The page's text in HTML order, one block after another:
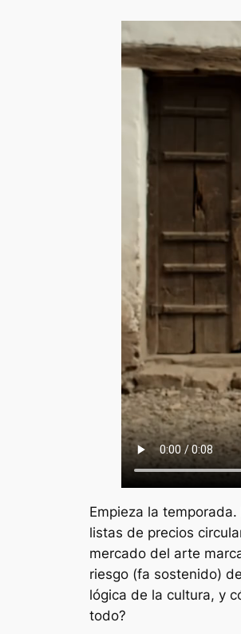
Empieza la temporada.
listas de precios
mercado del arte
riesgo (fa sostenido)
lógica de la cultura, y
todo?